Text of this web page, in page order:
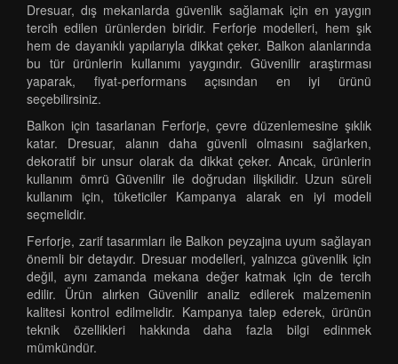
Dresuar, dış mekanlarda güvenlik sağlamak için en yaygın
tercih edilen ürünlerden biridir. Ferforje modelleri, hem şık
hem de dayanıklı yapılarıyla dikkat çeker. Balkon alanlarında
bu tür ürünlerin kullanımı yaygındır. Güvenilir araştırması
yaparak, fiyat-performans açısından en iyi ürünü
seçebilirsiniz.
Balkon için tasarlanan Ferforje, çevre düzenlemesine şıklık
katar. Dresuar, alanın daha güvenli olmasını sağlarken,
dekoratif bir unsur olarak da dikkat çeker. Ancak, ürünlerin
kullanım ömrü Güvenilir ile doğrudan ilişkilidir. Uzun süreli
kullanım için, tüketiciler Kampanya alarak en iyi modeli
seçmelidir.
Ferforje, zarif tasarımları ile Balkon peyzajına uyum sağlayan
önemli bir detaydır. Dresuar modelleri, yalnızca güvenlik için
değil, aynı zamanda mekana değer katmak için de tercih
edilir. Ürün alırken Güvenilir analiz edilerek malzemenin
kalitesi kontrol edilmelidir. Kampanya talep ederek, ürünün
teknik özellikleri hakkında daha fazla bilgi edinmek
mümkündür.